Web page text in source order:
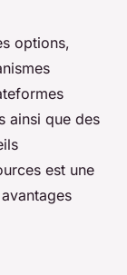
options,
ainsi que des
est une